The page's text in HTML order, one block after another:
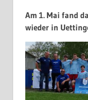
Am 1. Mai fand
wieder in